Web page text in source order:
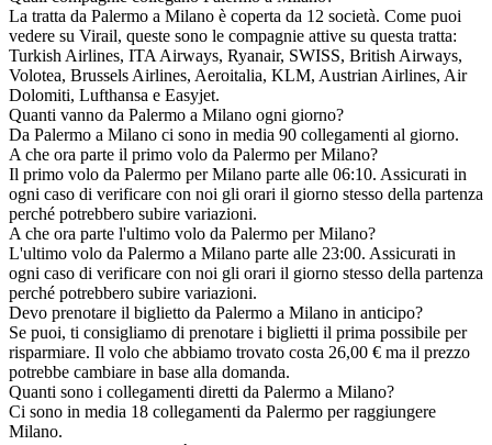
La tratta da Palermo a Milano è coperta da 12 società. Come puoi
vedere su Virail, queste sono le compagnie attive su questa tratta:
Turkish Airlines, ITA Airways, Ryanair, SWISS, British Airways,
Volotea, Brussels Airlines, Aeroitalia, KLM, Austrian Airlines, Air
Dolomiti, Lufthansa e Easyjet.
Quanti vanno da Palermo a Milano ogni giorno?
Da Palermo a Milano ci sono in media 90 collegamenti al giorno.
A che ora parte il primo volo da Palermo per Milano?
Il primo volo da Palermo per Milano parte alle 06:10. Assicurati in
ogni caso di verificare con noi gli orari il giorno stesso della partenza
perché potrebbero subire variazioni.
A che ora parte l'ultimo volo da Palermo per Milano?
L'ultimo volo da Palermo a Milano parte alle 23:00. Assicurati in
ogni caso di verificare con noi gli orari il giorno stesso della partenza
perché potrebbero subire variazioni.
Devo prenotare il biglietto da Palermo a Milano in anticipo?
Se puoi, ti consigliamo di prenotare i biglietti il prima possibile per
risparmiare. Il volo che abbiamo trovato costa 26,00 € ma il prezzo
potrebbe cambiare in base alla domanda.
Quanti sono i collegamenti diretti da Palermo a Milano?
Ci sono in media 18 collegamenti da Palermo per raggiungere
Milano.